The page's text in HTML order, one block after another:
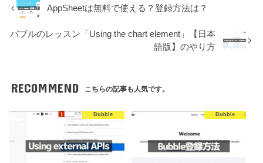
AppSheetは無料で使える？登録方法は？
バブルのレッスン「Using the chart element」【日本
語版】のやり方
RECOMMEND こちらの記事も人気です。
Bubble Bubble